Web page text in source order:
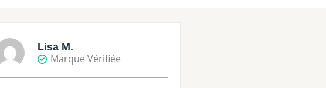
Lisa M.
Marque Vérifiée